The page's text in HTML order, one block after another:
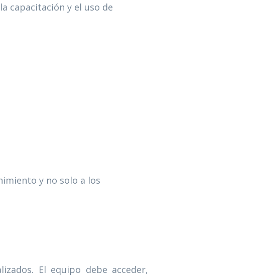
capacitación y el uso de
y no solo a los
El equipo debe acceder,